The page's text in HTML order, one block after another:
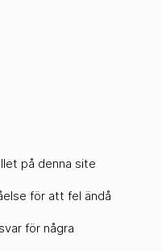
på denna site
för att fel ändå
för några